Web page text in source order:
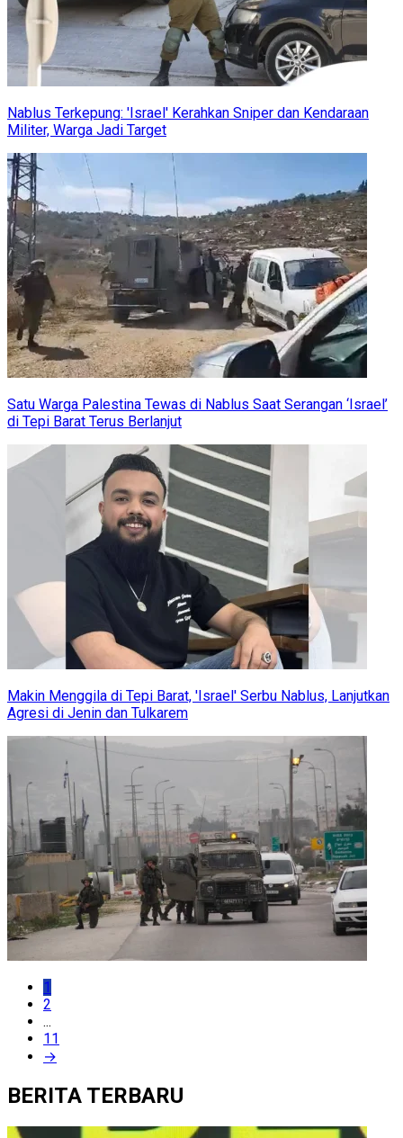
Nablus Terkepung: 'Israel' Kerahkan Sniper dan Kendaraan
Militer, Warga Jadi Target
Satu Warga Palestina Tewas di Nablus Saat Serangan ‘Israel’
di Tepi Barat Terus Berlanjut
Makin Menggila di Tepi Barat, 'Israel' Serbu Nablus, Lanjutkan
Agresi di Jenin dan Tulkarem
1
2
...
11
→
BERITA TERBARU